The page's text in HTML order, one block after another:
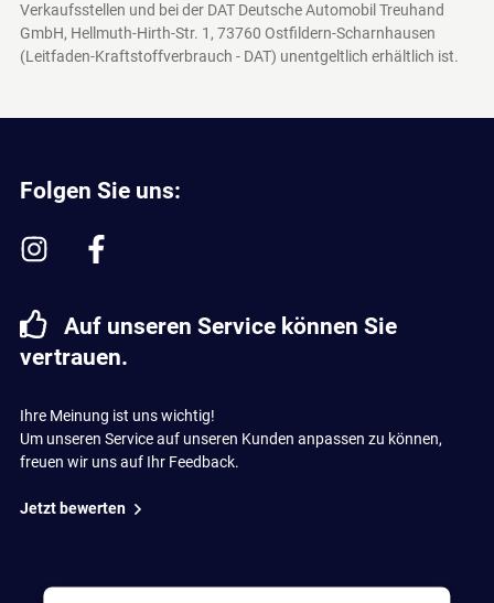
Verkaufsstellen und bei der DAT Deutsche Automobil Treuhand
GmbH, Hellmuth-Hirth-Str. 1, 73760 Ostfildern-Scharnhausen
(Leitfaden-Kraftstoffverbrauch - DAT) unentgeltlich erhältlich ist.
Folgen Sie uns:
Auf unseren Service können Sie
vertrauen.
Ihre Meinung ist uns wichtig!
Um unseren Service auf unseren Kunden anpassen zu können,
freuen wir uns auf Ihr Feedback.
Jetzt bewerten